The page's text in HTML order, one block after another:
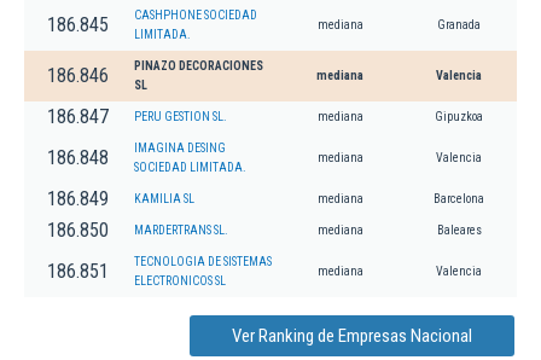
186.845
CASHPHONE SOCIEDAD
LIMITADA.
mediana Granada
186.846
PINAZO DECORACIONES
SL
mediana Valencia
186.847 PERU GESTION SL. mediana Gipuzkoa
186.848
IMAGINA DESING
SOCIEDAD LIMITADA.
mediana Valencia
186.849 KAMILIA SL mediana Barcelona
186.850 MARDERTRANS SL. mediana Baleares
186.851
TECNOLOGIA DE SISTEMAS
ELECTRONICOS SL
mediana Valencia
Ver Ranking de Empresas Nacional